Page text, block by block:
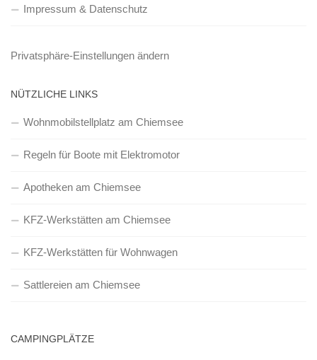
Impressum & Datenschutz
Privatsphäre-Einstellungen ändern
NÜTZLICHE LINKS
Wohnmobilstellplatz am Chiemsee
Regeln für Boote mit Elektromotor
Apotheken am Chiemsee
KFZ-Werkstätten am Chiemsee
KFZ-Werkstätten für Wohnwagen
Sattlereien am Chiemsee
CAMPINGPLÄTZE